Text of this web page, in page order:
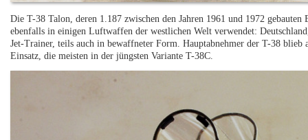
Die T-38 Talon, deren 1.187 zwischen den Jahren 1961 und 1972
ebenfalls in einigen Luftwaffen der westlichen Welt verwendet:
Jet-Trainer, teils auch in bewaffneter Form. Hauptabnehmer der T-38
Einsatz, die meisten in der jüngsten Variante T-38C.